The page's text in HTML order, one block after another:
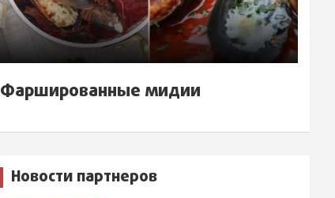
Фаршированные мидии
Новости партнеров